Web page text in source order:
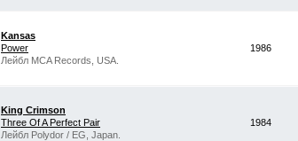
Kansas
Power
Лейбл MCA Records, USA.
1986
King Crimson
Three Of A Perfect Pair
Лейбл Polydor ‎/ EG, Japan.
1984